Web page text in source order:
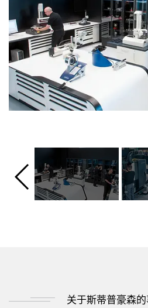
关于斯蒂普豪森